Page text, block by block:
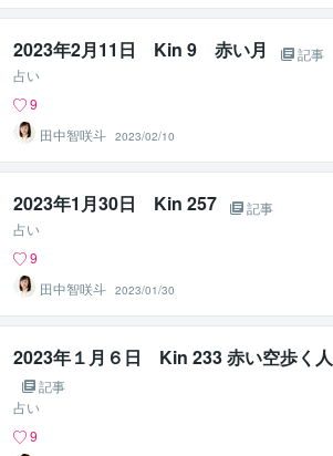
2023年2月11日 Kin 9 赤い月
記事
占い
9
田中智咲斗 2023/02/10
2023年1月30日 Kin 257
記事
占い
9
田中智咲斗 2023/01/30
2023年１月６日 Kin 233 赤い空歩く人
記事
占い
9